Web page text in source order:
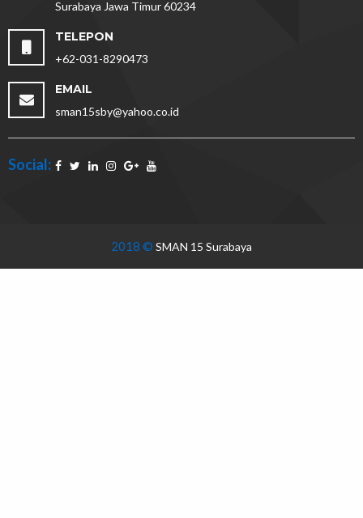
Surabaya Jawa Timur 60234
TELEPON
+62-031-8290473
EMAIL
sman15sby@yahoo.co.id
Social:
2018 © SMAN 15 Surabaya